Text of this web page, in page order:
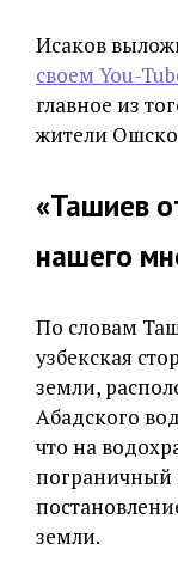
Исаков
своем You-
главное из
жители
«Ташиев
нашего
По словам
узбекская
земли,
Абадского
что на
пограничный
земли.